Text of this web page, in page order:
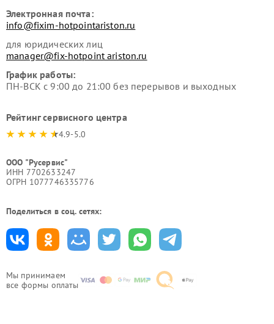
Мы принимаем
все формы оплаты
Электронная почта:
info@fixim-hotpointariston.ru
для юридических лиц
manager@fix-hotpoint ariston.ru
График работы:
ПН-ВСК с 9:00 до 21:00 без перерывов и выходных
Рейтинг сервисного центра
4.9-5.0
ООО "Русервис"
ИНН 7702633247
ОГРН 1077746335776
Поделиться в соц. сетях: